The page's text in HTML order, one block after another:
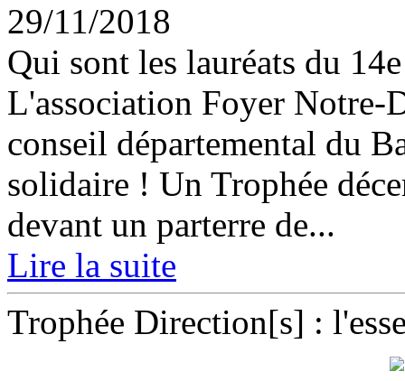
29/11/2018
Qui sont les lauréats du
L'association Foyer Notre-
conseil départemental du
solidaire ! Un Trophée
devant un parterre de...
Lire la suite
Trophée Direction[s] :